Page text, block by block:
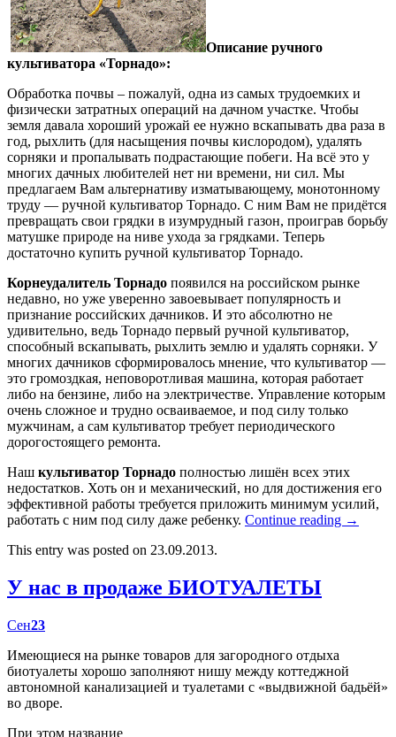
Описание ручного
культиватора «Торнадо»:
Обработка почвы – пожалуй, одна из самых трудоемких и
физически затратных операций на дачном участке. Чтобы
земля давала хороший урожай ее нужно вскапывать два раза в
год, рыхлить (для насыщения почвы кислородом), удалять
сорняки и пропалывать подрастающие побеги. На всё это у
многих дачных любителей нет ни времени, ни сил. Мы
предлагаем Вам альтернативу изматывающему, монотонному
труду — ручной культиватор Торнадо. С ним Вам не придётся
превращать свои грядки в изумрудный газон, проиграв борьбу
матушке природе на ниве ухода за грядками. Теперь
достаточно купить ручной культиватор Торнадо.
Корнеудалитель Торнадо появился на российском рынке
недавно, но уже уверенно завоевывает популярность и
признание российских дачников. И это абсолютно не
удивительно, ведь Торнадо первый ручной культиватор,
способный вскапывать, рыхлить землю и удалять сорняки. У
многих дачников сформировалось мнение, что культиватор —
это громоздкая, неповоротливая машина, которая работает
либо на бензине, либо на электричестве. Управление которым
очень сложное и трудно осваиваемое, и под силу только
мужчинам, а сам культиватор требует периодического
дорогостоящего ремонта.
Наш культиватор Торнадо полностью лишён всех этих
недостатков. Хоть он и механический, но для достижения его
эффективной работы требуется приложить минимум усилий,
работать с ним под силу даже ребенку. Continue reading →
This entry was posted on 23.09.2013.
У нас в продаже БИОТУАЛЕТЫ
Сен23
Имеющиеся на рынке товаров для загородного отдыха
биотуалеты хорошо заполняют нишу между коттеджной
автономной канализацией и туалетами с «выдвижной бадьёй»
во дворе.
При этом название